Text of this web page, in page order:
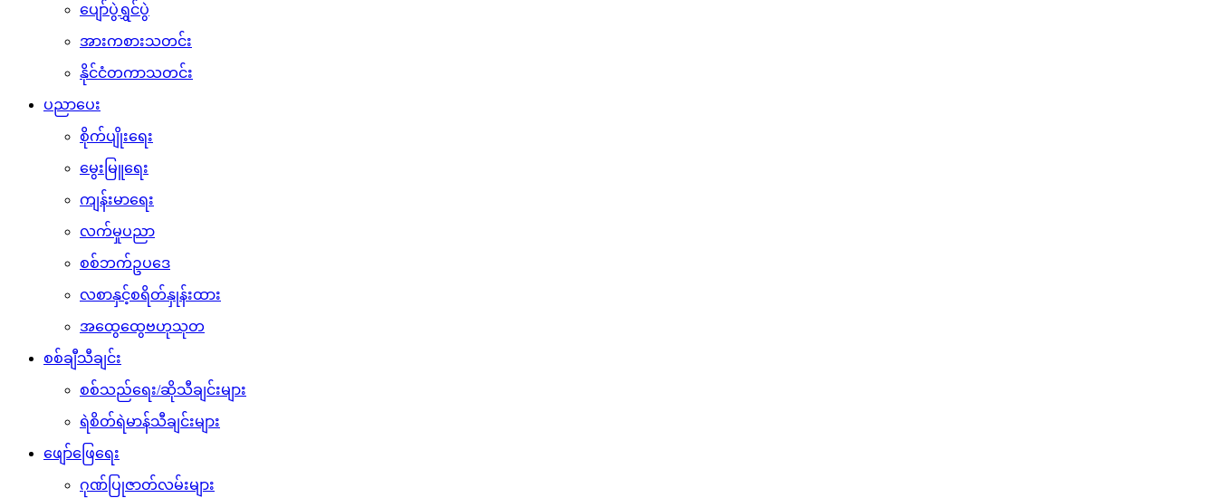
ပျော်ပွဲရွှင်ပွဲ
အားကစားသတင်း
နိုင်ငံတကာသတင်း
ပညာပေး
စိုက်ပျိုးရေး
မွေးမြူရေး
ကျန်းမာရေး
လက်မှုပညာ
စစ်ဘက်ဥပဒေ
လစာနှင့်စရိတ်နှုန်းထား
အထွေထွေဗဟုသုတ
စစ်ချီသီချင်း
စစ်သည်ရေး/ဆိုသီချင်းများ
ရဲစိတ်ရဲမာန်သီချင်းများ
ဖျော်ဖြေရေး
ဂုဏ်ပြုဇာတ်လမ်းများ